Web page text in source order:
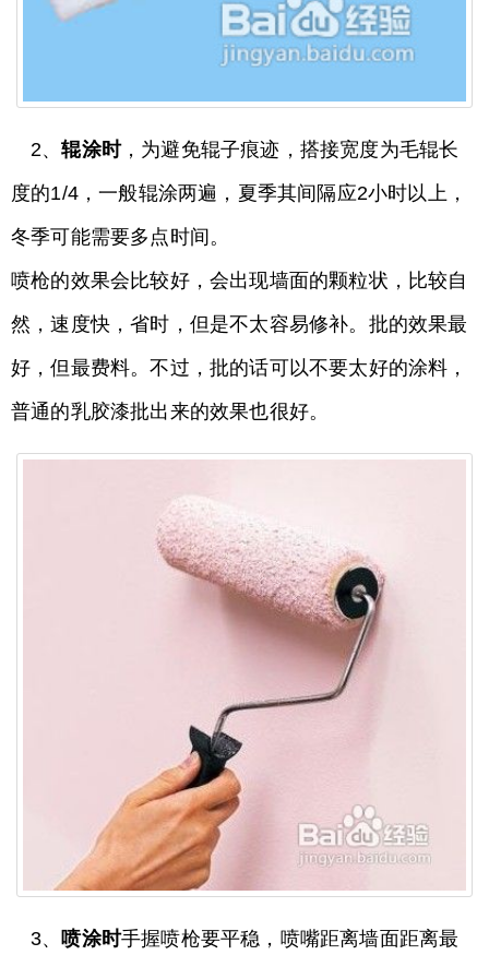
2、辊涂时，为避免辊子痕迹，搭接宽度为毛辊长
度的1/4，一般辊涂两遍，夏季其间隔应2小时以上，
冬季可能需要多点时间。
喷枪的效果会比较好，会出现墙面的颗粒状，比较自
然，速度快，省时，但是不太容易修补。批的效果最
好，但最费料。不过，批的话可以不要太好的涂料，
普通的乳胶漆批出来的效果也很好。
3、喷涂时手握喷枪要平稳，喷嘴距离墙面距离最